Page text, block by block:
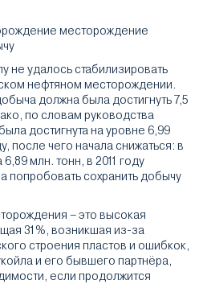
месторождение
не удалось стабилизировать
нефтяном месторождении.
должна была достигнуть 7,5
по словам руководства
достигнута на уровне 6,99
после чего начала снижаться: в
млн. тонн, в 2011 году
попробовать сохранить добычу
– это высокая
31%, возникшая из-за
строения пластов и ошибкок,
и его бывшего партнёра,
если продолжится